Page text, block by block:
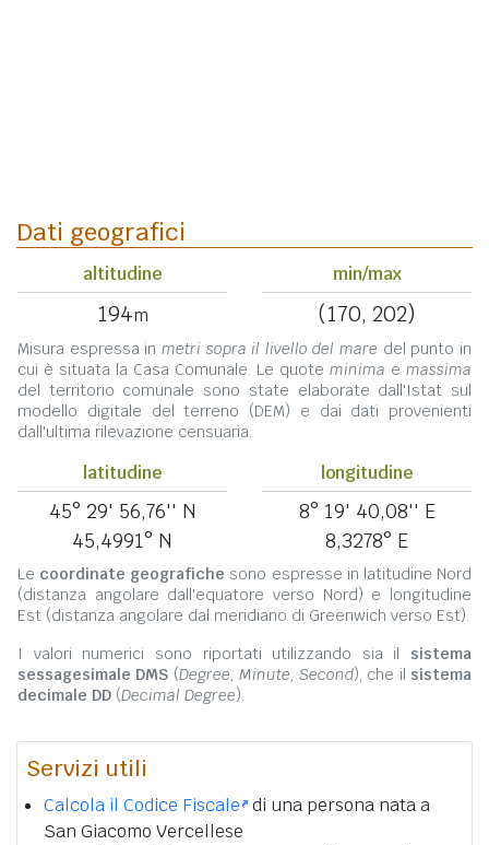
Dati geografici
altitudine
194m
min/max
(170, 202)
Misura espressa in metri sopra il livello del mare del punto in
cui è situata la Casa Comunale. Le quote minima e massima
del territorio comunale sono state elaborate dall'Istat sul
modello digitale del terreno (DEM) e dai dati provenienti
dall'ultima rilevazione censuaria.
latitudine
45° 29' 56,76'' N
45,4991° N
longitudine
8° 19' 40,08'' E
8,3278° E
Le coordinate geografiche sono espresse in latitudine Nord
(distanza angolare dall'equatore verso Nord) e longitudine
Est (distanza angolare dal meridiano di Greenwich verso Est).
I valori numerici sono riportati utilizzando sia il sistema
sessagesimale DMS (Degree, Minute, Second), che il sistema
decimale DD (Decimal Degree).
Servizi utili
Calcola il Codice Fiscale di una persona nata a
San Giacomo Vercellese